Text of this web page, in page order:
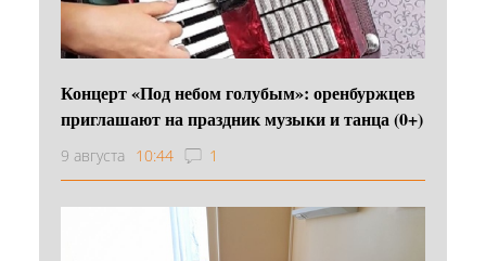
Концерт «Под небом голубым»: оренбуржцев
приглашают на праздник музыки и танца (0+)
9 августа 10:44 1